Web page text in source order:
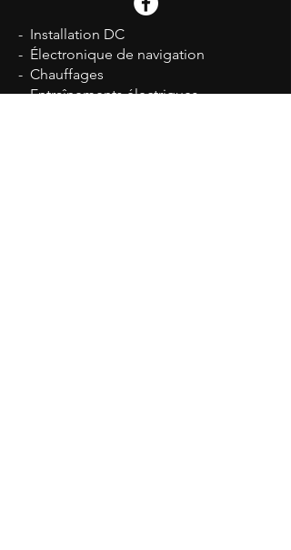
- Installation DC
- Électronique de navigation
- Chauffages
- Entraînements électriques